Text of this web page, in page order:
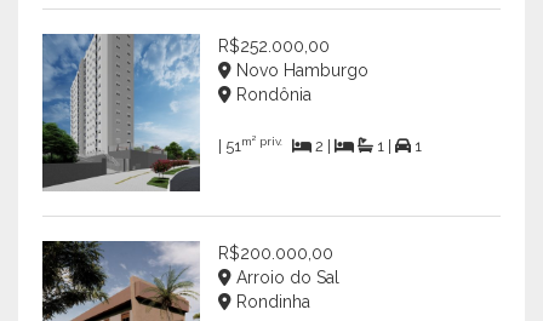
R$252.000,00
Novo Hamburgo
Rondônia
| 51 m² priv. 2 | 1 | 1
R$200.000,00
Arroio do Sal
Rondinha